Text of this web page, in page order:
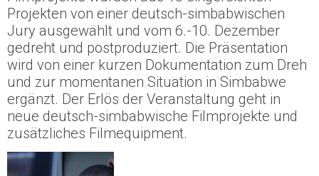
Projekten von einer deutsch-simbabwischen
Jury ausgewählt und vom 6.-10. Dezember
gedreht und postproduziert. Die Präsentation
wird von einer kurzen Dokumentation zum Dreh
und zur momentanen Situation in Simbabwe
ergänzt. Der Erlös der Veranstaltung geht in
neue deutsch-simbabwische Filmprojekte und
zusätzliches Filmequipment.